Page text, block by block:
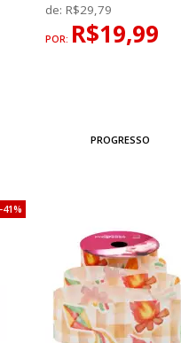
de: R$29,79
POR: R$19,99
PROGRESSO
41%